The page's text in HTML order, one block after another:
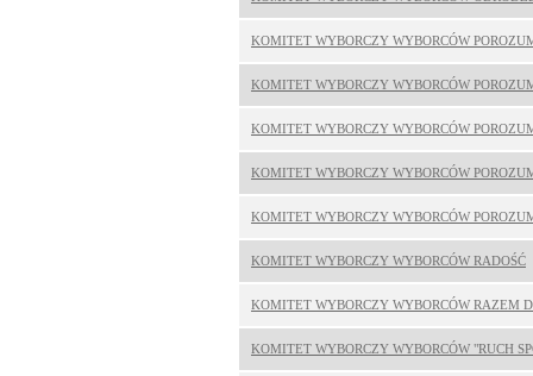
KOMITET WYBORCZY WYBORCÓW
KOMITET WYBORCZY WYBORCÓW
KOMITET WYBORCZY WYBORCÓW
KOMITET WYBORCZY WYBORCÓW
KOMITET WYBORCZY WYBORCÓW
KOMITET WYBORCZY WYBORCÓW RADOŚĆ
KOMITET WYBORCZY WYBORCÓW RAZEM
KOMITET WYBORCZY WYBORCÓW "RUCH